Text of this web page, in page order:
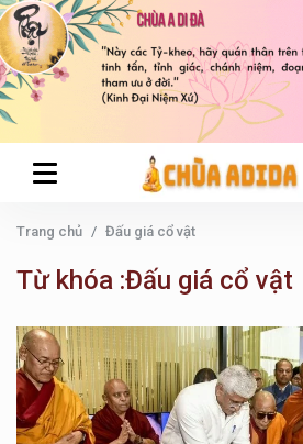
Trang chủ Đấu giá cổ vật
Từ khóa :Đấu giá cổ vật